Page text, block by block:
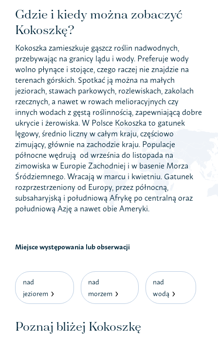
Gdzie i kiedy można zobaczyć
Kokoszkę?
Kokoszka zamieszkuje gąszcz roślin nadwodnych,
przebywając na granicy lądu i wody. Preferuje wody
wolno płynące i stojące, czego raczej nie znajdzie na
terenach górskich. Spotkać ją można na małych
jeziorach, stawach parkowych, rozlewiskach, zakolach
rzecznych, a nawet w rowach melioracyjnych czy
innych wodach z gęstą roślinnością, zapewniającą dobre
ukrycie i żerowiska. W Polsce Kokoszka to gatunek
lęgowy, średnio liczny w całym kraju, częściowo
zimujący, głównie na zachodzie kraju. Populacje
północne wędrują od września do listopada na
zimowiska w Europie Zachodniej i w basenie Morza
Śródziemnego. Wracają w marcu i kwietniu. Gatunek
rozprzestrzeniony od Europy, przez północną,
subsaharyjską i południową Afrykę po centralną oraz
południową Azję a nawet obie Ameryki.
Miejsce występowania lub obserwacji
nad
jeziorem
nad
morzem
nad
wodą
Poznaj bliżej Kokoszkę